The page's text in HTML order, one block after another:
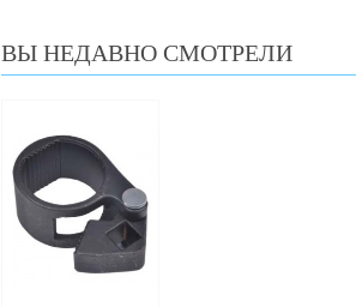
ВЫ НЕДАВНО СМОТРЕЛИ